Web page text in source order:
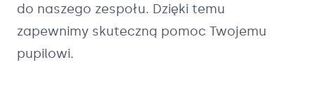
do naszego zespołu. Dzięki temu
zapewnimy skuteczną pomoc Twojemu
pupilowi.